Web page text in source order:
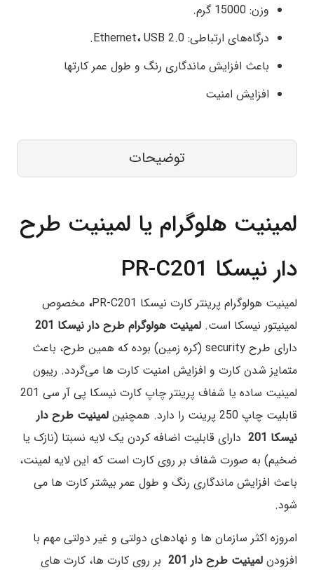
وزن: 15000 گرم.
درگاه‌های ارتباطی: Ethernet
،USB 2.0.
باعث افزایش ماندگاری رنگ و طول عمر کارتها
افزایش امنیت
توضیحات
لمینیت هلوگرام یا لمینیت طرح
دار نیسکا PR-C201
لمینیت هولوگرام پرینتر کارت نیسکا PR-C201 ، مخصوص
لمینیتور نیسکا است. لمینیت هولوگرام طرح دار نیسکا 201
دارای طرح security (کره زمین) بوده که همین طرح، باعث
متمایز شدن کارت و افزایش امنیت کارت ها می‌گردد. ریبون
لمینیت ساده یا شفاف پرینتر چاپ کارت نیسکا پی آر سی 201
قابلیت چاپ 250 پرینت را دارد. همچنین
لمینیت طرح دار
نیسکا 201
دارای قابلیت اضافه کردن یک لایه نسبتا (نازک یا
ضخیم) به صورت شفاف بر روی کارت است که این لایه لمینت،
باعث افزایش ماندگاری رنگ و طول عمر بیشتر کارت ها می‌
شود.
امروزه اکثر سازمان ها و نهادهای دولتی و غیر دولتی مهم با
افزودن لمینیت طرح دار 201
بر روی کارت ها، کارت های